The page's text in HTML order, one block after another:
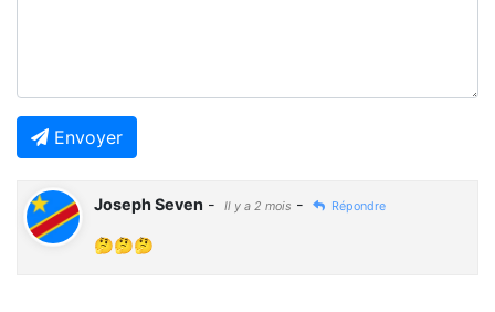
Envoyer
Joseph Seven - Il y a 2 mois - Répondre
🤔🤔🤔